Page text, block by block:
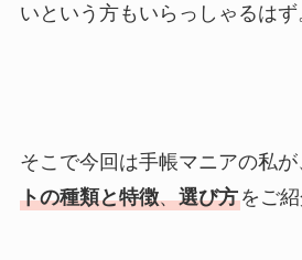
いという方もいらっしゃるはず
そこで今回は手帳マニアの私が
トの種類と特徴、選び方をご紹